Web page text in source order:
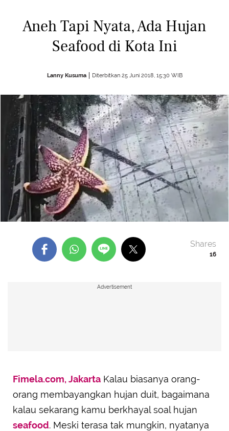
Aneh Tapi Nyata, Ada Hujan
Seafood di Kota Ini
Lanny Kusuma Diterbitkan 25 Juni 2018, 15:30 WIB
16
Shares
Advertisement
Fimela.com, Jakarta Kalau biasanya orang-
orang membayangkan hujan duit, bagaimana
kalau sekarang kamu berkhayal soal hujan
seafood. Meski terasa tak mungkin, nyatanya